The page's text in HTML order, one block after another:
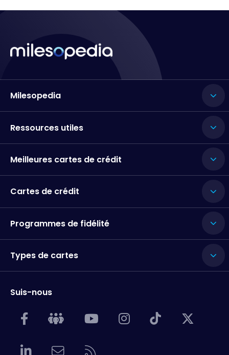
Milesopedia
Ressources utiles
Meilleures cartes de crédit
Cartes de crédit
Programmes de fidélité
Types de cartes
Suis-nous